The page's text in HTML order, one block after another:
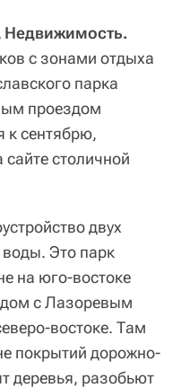
с зонами отдыха
парка
проездом
к сентябрю,
столичной
двух
Это парк
на юго-востоке
с Лазоревым
востоке. Там
покрытий дорожно-
деревья, разобьют